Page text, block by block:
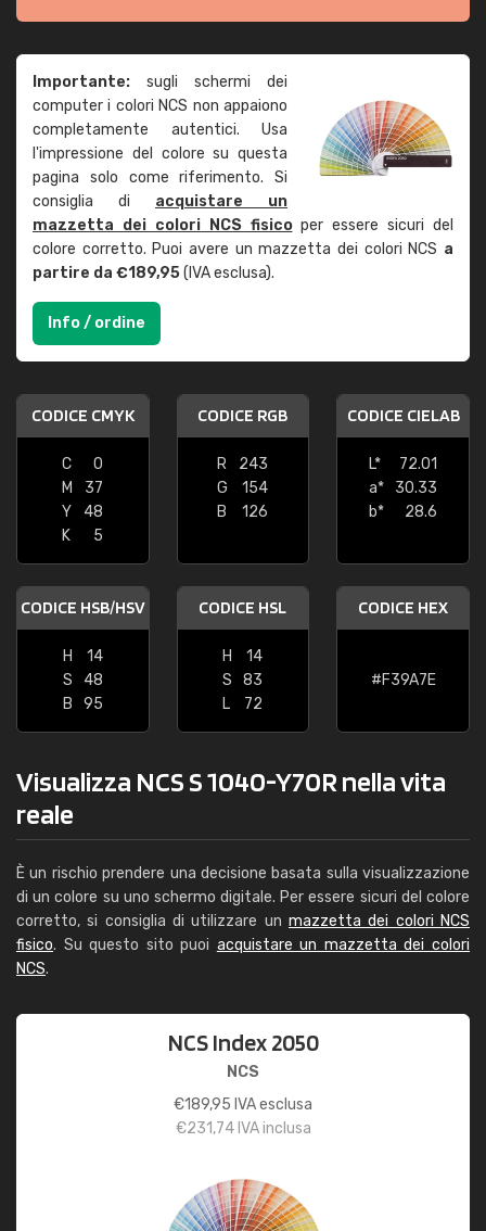
Importante: sugli schermi dei
computer i colori NCS non appaiono
completamente autentici. Usa
l'impressione del colore su questa
pagina solo come riferimento. Si
consiglia di acquistare un
mazzetta dei colori NCS fisicoper essere sicuri del
colore corretto. Puoi avere un mazzetta dei colori NCS a
partire da €189,95(IVA esclusa).
Info / ordine
CODICE CMYK
C
0
M
37
Y
48
K
5
CODICE RGB
R
243
G
154
B
126
CODICE CIELAB
L*
72.01
a*
30.33
b*
28.6
CODICE HSB/HSV
H
14
S
48
B
95
CODICE HSL
H
14
S
83
L
72
CODICE HEX
#F39A7E
Visualizza NCS S 1040-Y70R nella vita
reale
È un rischio prendere una decisione basata sulla visualizzazione
di un colore su uno schermo digitale. Per essere sicuri del colore
corretto, si consiglia di utilizzare un mazzetta dei colori NCS
fisico. Su questo sito puoi acquistare un mazzetta dei colori
NCS.
NCS Index 2050
NCS
€189,95 IVA esclusa
€231,74IVA inclusa